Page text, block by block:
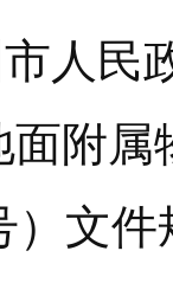
人民
面附
）文件